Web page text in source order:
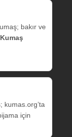
bakır ve
kumas.org’ta
için